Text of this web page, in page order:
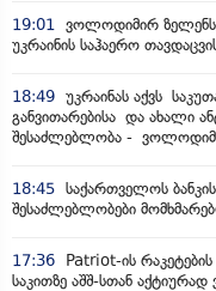
19:01
ვოლოდიმირ
უკრაინის საჰაერო
18:49 უკრაინას აქვს
განვითარებისა და ახალი
შესაძლებლობა -
18:45 საქართველოს
შესაძლებლობები
17:36
Patriot-ის
საკითზე აშშ-სთან აქტიურად